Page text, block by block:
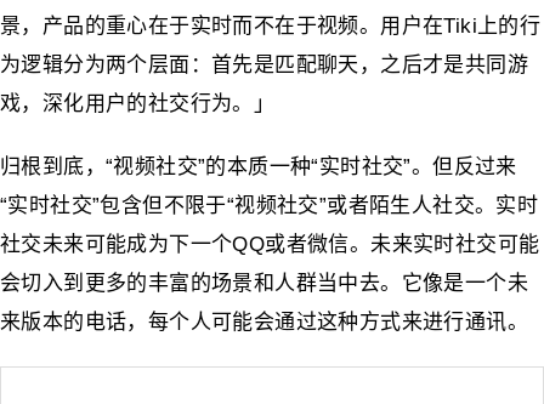
景，产品的重心在于实时而不在于视频。用户在Tiki上的行
为逻辑分为两个层面：首先是匹配聊天，之后才是共同游
戏，深化用户的社交行为。」
归根到底，“视频社交”的本质一种“实时社交”。但反过来
“实时社交”包含但不限于“视频社交”或者陌生人社交。实时
社交未来可能成为下一个QQ或者微信。未来实时社交可能
会切入到更多的丰富的场景和人群当中去。它像是一个未
来版本的电话，每个人可能会通过这种方式来进行通讯。